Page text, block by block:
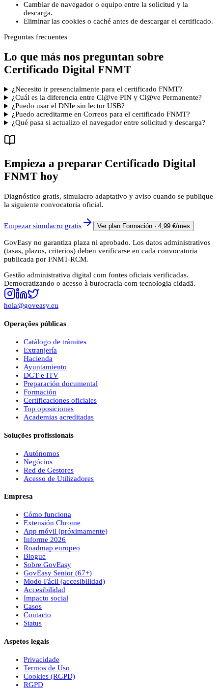
Cambiar de navegador o equipo entre la solicitud y la
descarga.
Eliminar las cookies o caché antes de descargar el certificado.
Preguntas frecuentes
Lo que más nos preguntan sobre
Certificado Digital FNMT
¿Necesito ir presencialmente para el certificado FNMT?
¿Cuál es la diferencia entre Cl@ve PIN y Cl@ve Permanente?
¿Puedo usar el DNIe sin lector USB?
¿Puedo acreditarme en Correos para el certificado FNMT?
¿Qué pasa si actualizo el navegador entre solicitud y descarga?
Empieza a preparar Certificado Digital
FNMT hoy
Diagnóstico gratis, simulacro adaptativo y aviso cuando se publique
la siguiente convocatoria oficial.
Empezar simulacro gratis Ver plan Formación · 4,99 €/mes
GovEasy no garantiza plaza ni aprobado. Los datos administrativos
(tasas, plazos, criterios) deben verificarse en cada convocatoria
publicada por FNMT-RCM.
Gestão administrativa digital com fontes oficiais verificadas.
Democratizando o acesso à burocracia com tecnologia cidadã.
hola@goveasy.eu
Operações públicas
Catálogo de trámites
Extranjería
Hacienda
Ayuntamiento
DGT e ITV
Preparación documental
Formación
Certificaciones oficiales
Top oposiciones
Academias acreditadas
Soluções profissionais
Autónomos
Negócios
Red de Gestores
Acesso de Utilizadores
Empresa
Cómo funciona
Extensión Chrome
App móvil (próximamente)
Informe 2026
Roadmap europeo
Blogue
Sobre GovEasy
GovEasy Senior (67+)
Modo Fácil (accesibilidad)
Accesibilidad
Impacto social
Casos
Contacto
Status
Aspetos legais
Privacidade
Termos de Uso
Cookies (RGPD)
RGPD